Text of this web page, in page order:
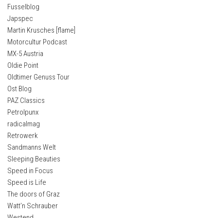
Fusselblog
Japspec
Martin Krusches [flame]
Motorcultur Podcast
MX-5 Austria
Oldie Point
Oldtimer Genuss Tour
Ost Blog
PAZ Classics
Petrolpunx
radicalmag
Retrowerk
Sandmanns Welt
Sleeping Beauties
Speed in Focus
Speed is Life
The doors of Graz
Watt’n Schrauber